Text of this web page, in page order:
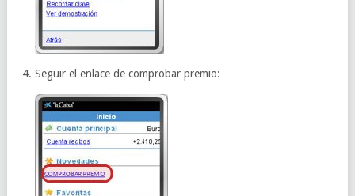
Seguir el enlace de comprobar premio: